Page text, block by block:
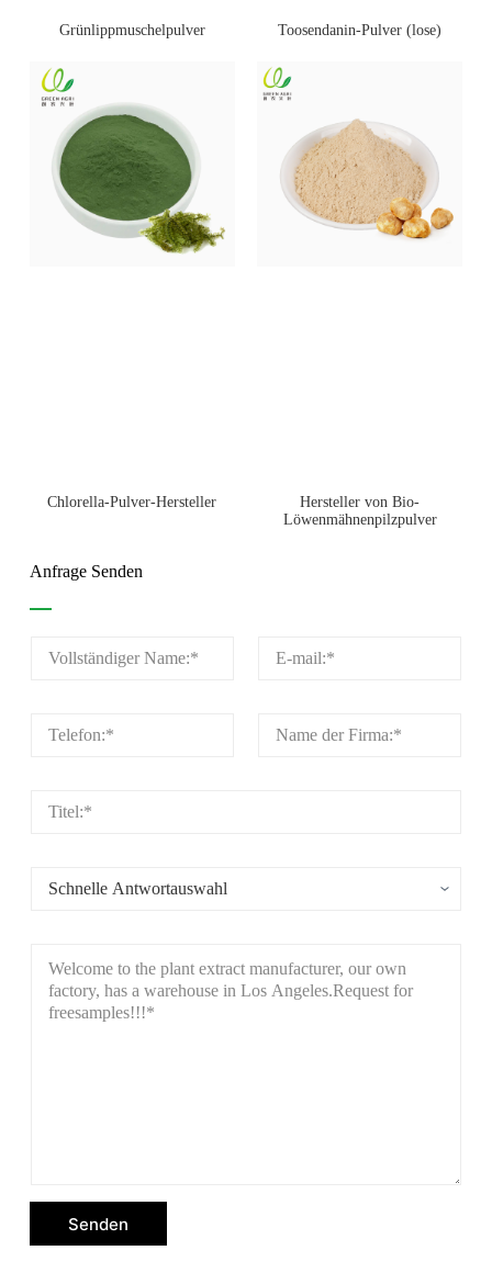
Grünlippmuschelpulver Toosendanin-Pulver (lose)
Chlorella-Pulver-Hersteller
Hersteller von Bio-
Löwenmähnenpilzpulver
Anfrage Senden
Senden